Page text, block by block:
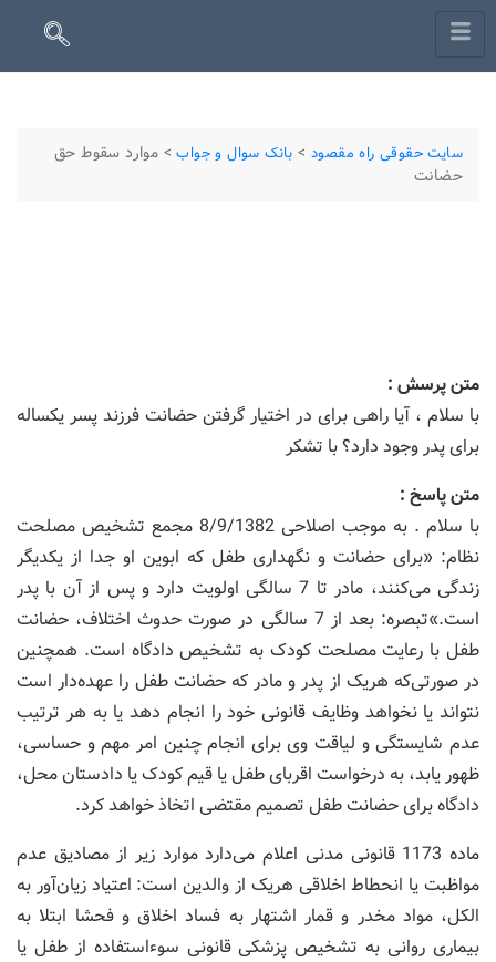
سایت حقوقی راه مقصود > بانک سوال و جواب> موارد سقوط حق
حضانت
متن پرسش :
با سلام ، آیا راهی برای در اختیار گرفتن حضانت فرزند پسر یکساله
برای پدر وجود دارد؟ با تشکر
متن پاسخ :
با سلام . به موجب اصلاحی 8/9/1382 مجمع تشخیص مصلحت
نظام: «برای حضانت و نگهداری طفل که ابوین او جدا از یکدیگر
زندگی‌ می‌کنند، مادر تا 7 سالگی اولویت دارد و پس از آن با پدر
است.»تبصره: بعد از 7 سالگی در صورت حدوث اختلاف، حضانت
طفل با رعایت مصلحت کودک به تشخیص دادگاه است. همچنین
در صورتی‌که هریک از پدر و مادر که حضانت طفل را عهده‌دار است
نتواند یا نخواهد وظایف قانونی خود را انجام دهد یا به هر ترتیب
عدم شایستگی و لیاقت وی برای انجام چنین امر مهم و حساسی،
ظهور یابد، به درخواست اقربای طفل یا قیم کودک یا دادستان محل،
دادگاه برای حضانت طفل تصمیم مقتضی اتخاذ خواهد کرد.
ماده 1173 قانونی مدنی اعلام می‌دارد موارد زیر از مصادیق عدم
مواظبت یا انحطاط اخلاقی هریک از والدین است: اعتیاد زیان‌آور به
الکل، مواد مخدر و قمار اشتهار به فساد اخلاق و فحشا ابتلا به
بیماری روانی به تشخیص پزشکی قانونی سوءاستفاده از طفل یا